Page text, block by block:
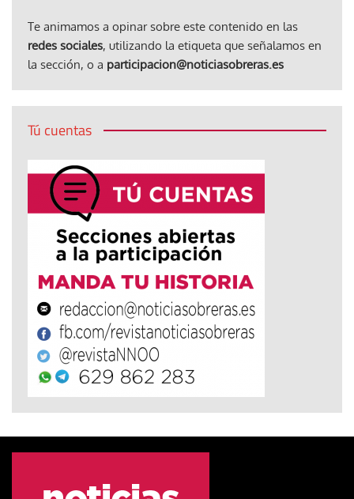
Te animamos a opinar sobre este contenido en las
redes sociales, utilizando la etiqueta que señalamos en
la sección, o a participacion@noticiasobreras.es
Tú cuentas